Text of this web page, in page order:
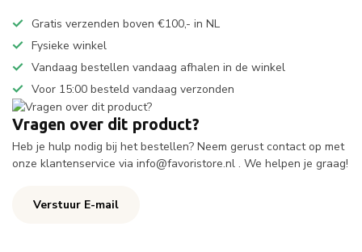
Gratis verzenden boven €100,- in NL
Fysieke winkel
Vandaag bestellen vandaag afhalen in de winkel
Voor 15:00 besteld vandaag verzonden
Vragen over dit product?
Heb je hulp nodig bij het bestellen? Neem gerust contact op met
onze klantenservice via info@favoristore.nl . We helpen je graag!
Verstuur E-mail